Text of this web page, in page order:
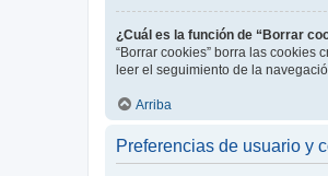
¿Cuál es la función de “Borrar
“Borrar cookies” borra las cookies
leer el seguimiento de la
Arriba
Preferencias de usuario y